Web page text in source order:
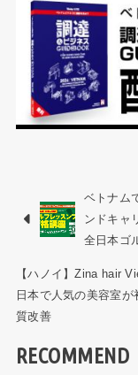
ベトナム
ンドキャ
全日本ゴ
【ハノイ】Zina hair
日本で人気の美容室
質改善
RECOMMEND